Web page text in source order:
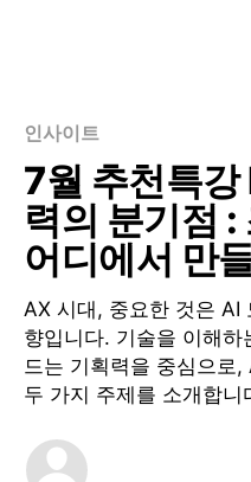
인사이트
7월 추천특
력의 분기점
어디에서 만
AX 시대, 중요한 것은 AI
향입니다. 기술을 이해
드는 기획력을 중심으로
두 가지 주제를 소개합니